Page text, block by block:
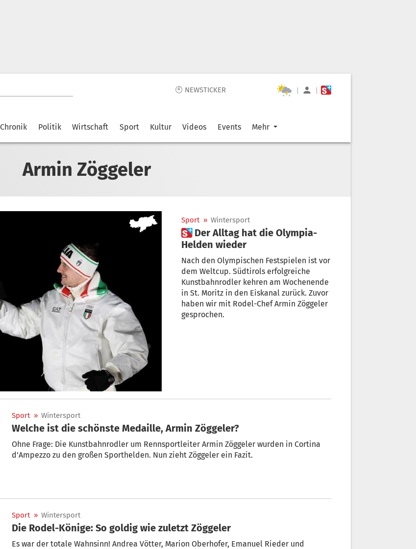
🕙 NEWSTICKER | |
Chronik Politik Wirtschaft Sport Kultur Videos Events Mehr
Armin Zöggeler
Sport » Wintersport
 Der Alltag hat die Olympia-
Helden wieder
Nach den Olympischen Festspielen ist vor
dem Weltcup. Südtirols erfolgreiche
Kunstbahnrodler kehren am Wochenende
in St. Moritz in den Eiskanal zurück. Zuvor
haben wir mit Rodel-Chef Armin Zöggeler
gesprochen.
Sport » Wintersport
Welche ist die schönste Medaille, Armin Zöggeler?
Ohne Frage: Die Kunstbahnrodler um Rennsportleiter Armin Zöggeler wurden in Cortina
d'Ampezzo zu den großen Sporthelden. Nun zieht Zöggeler ein Fazit.
Sport » Wintersport
Die Rodel-Könige: So goldig wie zuletzt Zöggeler
Es war der totale Wahnsinn! Andrea Vötter, Marion Oberhofer, Emanuel Rieder und